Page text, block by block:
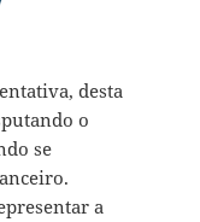
desta
o
se
a